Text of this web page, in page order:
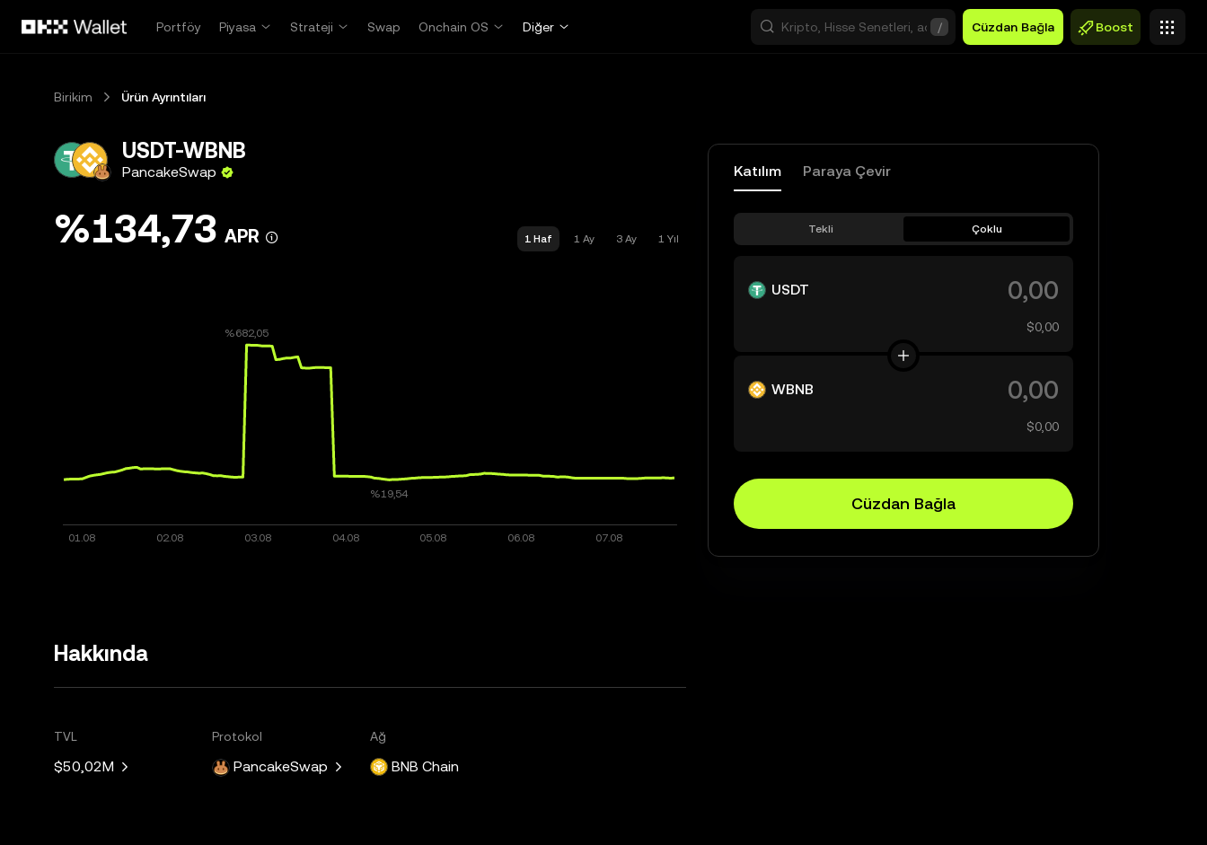
Portföy
Piyasa Strateji Swap Onchain OS Diğer / Cüzdan Bağla Boost
Birikim Ürün Ayrıntıları
USDT-WBNB
PancakeSwap
%134,73 APR 1 Haf 1 Ay 3 Ay 1 Yıl
Hakkında
TVL
$50,02M
Protokol
PancakeSwap
Ağ
BNB Chain
Katılım Paraya Çevir
Tekli Çoklu
USDT
$0,00
WBNB
$0,00
Cüzdan Bağla